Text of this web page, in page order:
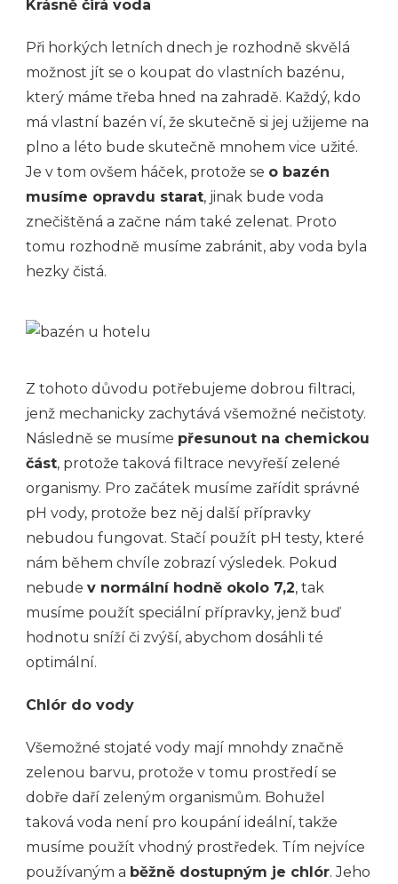
Krásně čirá voda
Při horkých letních dnech je rozhodně skvělá
možnost jít se o koupat do vlastních bazénu,
který máme třeba hned na zahradě. Každý, kdo
má vlastní bazén ví, že skutečně si jej užijeme na
plno a léto bude skutečně mnohem vice užité.
Je v tom ovšem háček, protože se o bazén
musíme opravdu starat, jinak bude voda
znečištěná a začne nám také zelenat. Proto
tomu rozhodně musíme zabránit, aby voda byla
hezky čistá.
Z tohoto důvodu potřebujeme dobrou filtraci,
jenž mechanicky zachytává všemožné nečistoty.
Následně se musíme přesunout na chemickou
část, protože taková filtrace nevyřeší zelené
organismy. Pro začátek musíme zařídit správné
pH vody, protože bez něj další přípravky
nebudou fungovat. Stačí použít pH testy, které
nám během chvíle zobrazí výsledek. Pokud
nebude v normální hodně okolo 7,2, tak
musíme použít speciální přípravky, jenž buď
hodnotu sníží či zvýší, abychom dosáhli té
optimální.
Chlór do vody
Všemožné stojaté vody mají mnohdy značně
zelenou barvu, protože v tomu prostředí se
dobře daří zeleným organismům. Bohužel
taková voda není pro koupání ideální, takže
musíme použít vhodný prostředek. Tím nejvíce
používaným a běžně dostupným je chlór. Jeho